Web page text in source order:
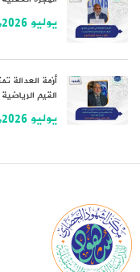
يوليو 21,2026
أزمة
القيم
يوليو 10,2026